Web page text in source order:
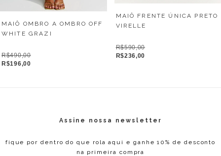
MAIÔ OMBRO A OMBRO OFF
WHITE GRAZI
R$490,00
R$196,00
MAIÔ FRENTE ÚNICA PRETO
VIRELLE
R$590,00
R$236,00
Assine nossa newsletter
fique por dentro do que rola aqui e ganhe 10% de desconto
na primeira compra